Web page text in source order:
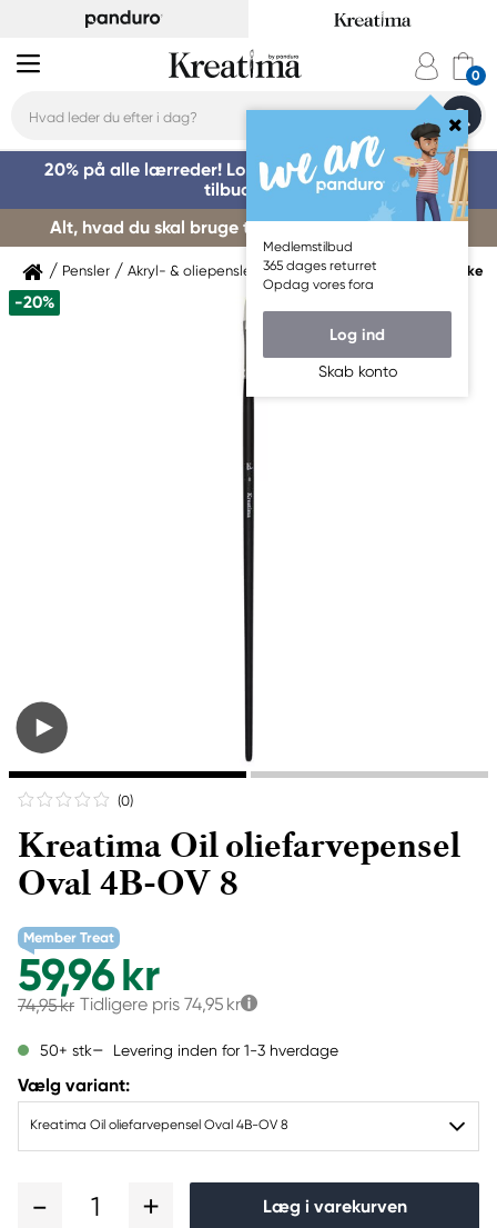
Medlemstilbud
365 dages returret
Opdag vores fora
Log ind
Skab konto
20% på alle lærreder! Log på for at benytte dig af
tilbuddet »
Alt, hvad du skal bruge til kursusstart – køb her »
Pensler Akryl- & oliepensler Akryl- & oliepensler Syntetiske
-20%
(0)
Kreatima Oil oliefarvepensel
Oval 4B-OV 8
Member Treat
59,96 kr
74,95 kr Tidligere pris 74,95 kr
50+ stk Levering inden for 1-3 hverdage
Vælg variant:
Kreatima Oil oliefarvepensel Oval 4B-OV 8
1 Læg i varekurven